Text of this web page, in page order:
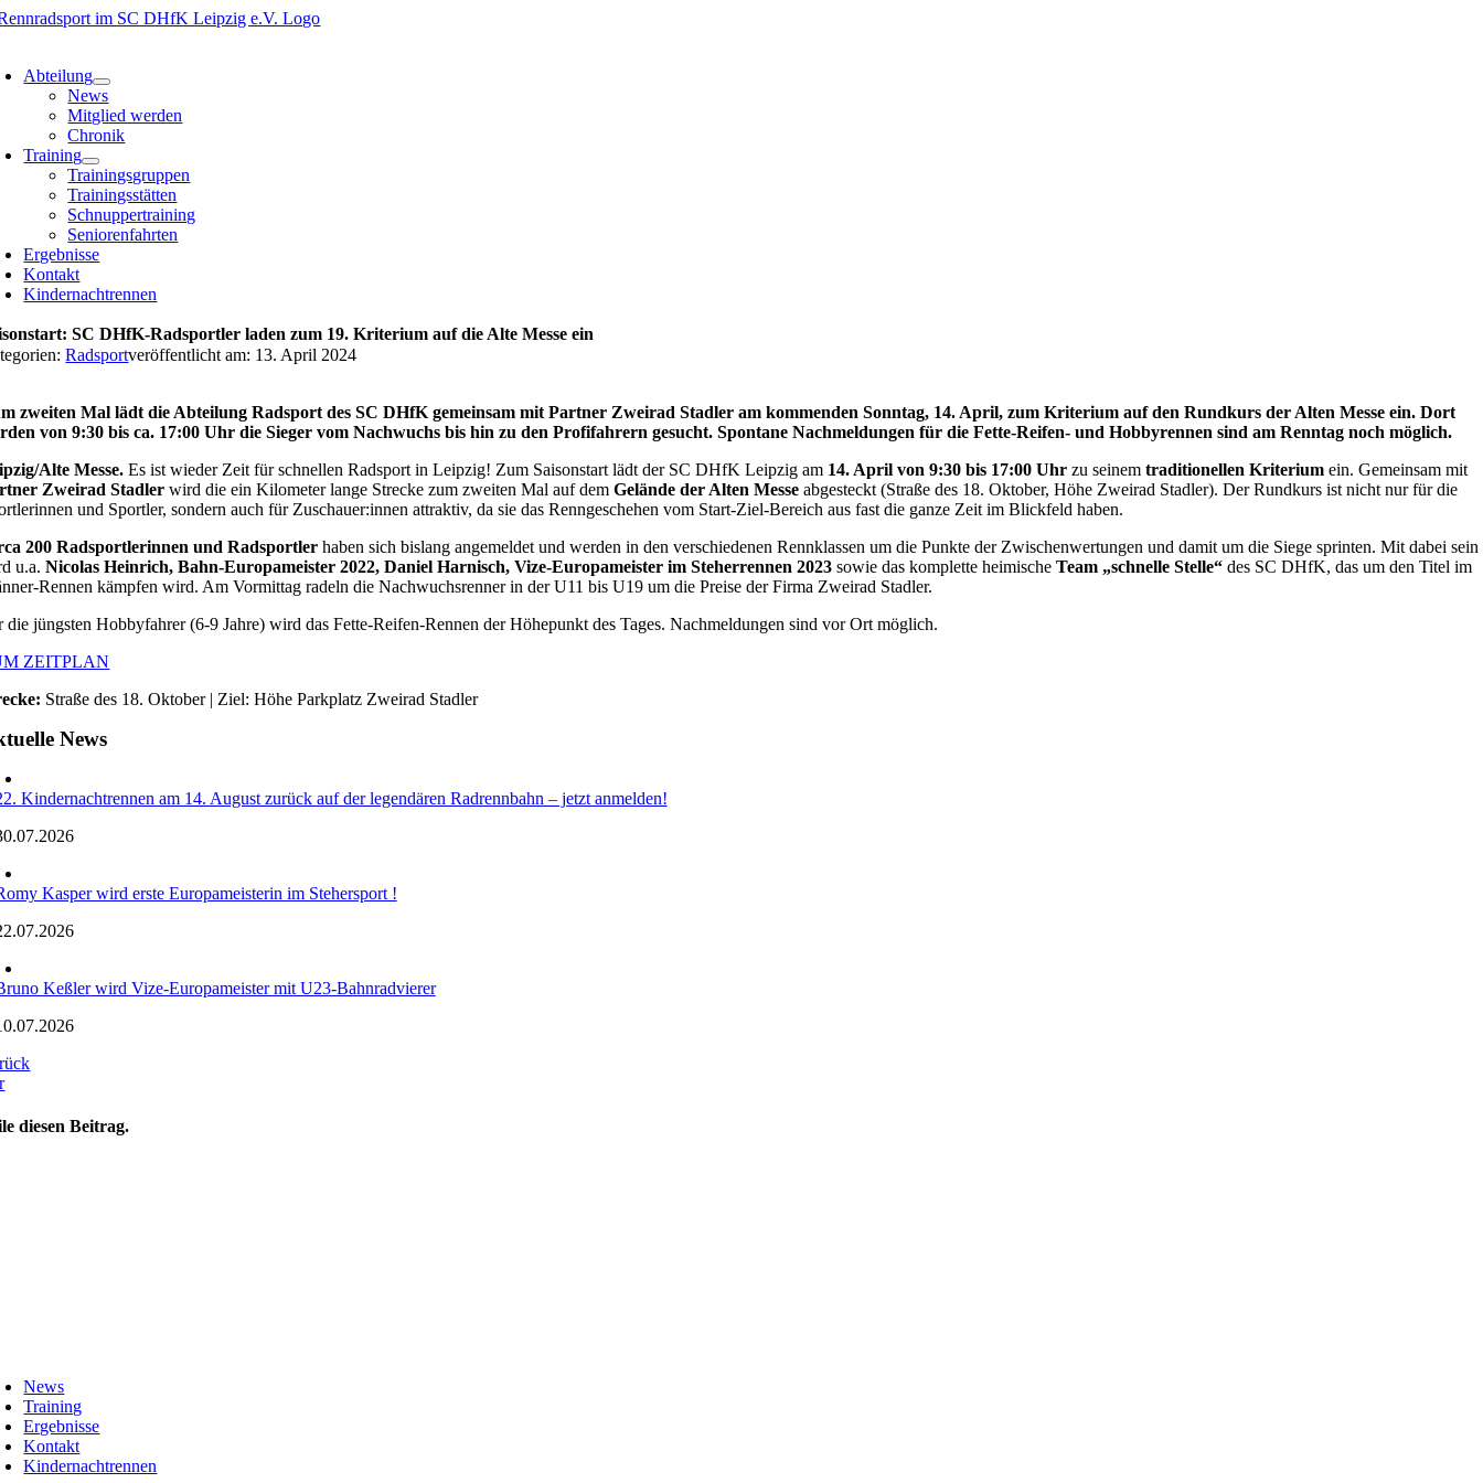
Zum
Abteilung
News
Mitglied werden
Chronik
Training
Trainingsgruppen
Trainingsstätten
Schnuppertraining
Seniorenfahrten
Ergebnisse
Kontakt
Kindernachtrennen
SC DHfK-Radsportler laden zum 19. Kriterium auf die Alte Messe ein
Radsportveröffentlicht am: 13. April 2024
zweiten Mal lädt die Abteilung Radsport des SC DHfK gemeinsam mit Partner Zweirad Stadler am kommenden Sonntag, 14. April, zum Kriterium auf den Rundkurs der Alten Messe ein. Dort
von 9:30 bis ca. 17:00 Uhr die Sieger vom Nachwuchs bis hin zu den Profifahrern gesucht. Spontane Nachmeldungen für die Fette-Reifen- und Hobbyrennen sind am Renntag noch möglich.
Alte Messe.Es ist wieder Zeit für schnellen Radsport in Leipzig! Zum Saisonstart lädt der SC DHfK Leipzig am 14. April von 9:30 bis 17:00 Uhr zu seinemtraditionellen Kriterium ein. Gemeinsam mit
Zweirad Stadler wird die ein Kilometer lange Strecke zum zweiten Mal auf demGelände der Alten Messe abgesteckt (Straße des 18. Oktober, Höhe Zweirad Stadler). Der Rundkurs ist nicht nur für die
und Sportler, sondern auch für Zuschauer:innen attraktiv, da sie das Renngeschehen vom Start-Ziel-Bereich aus fast die ganze Zeit im Blickfeld haben.
200 Radsportlerinnen und Radsportler haben sich bislang angemeldet und werden in den verschiedenen Rennklassen um die Punkte der Zwischenwertungen und damit um die Siege sprinten. Mit dabei sein
u.a.Nicolas Heinrich, Bahn-Europameister 2022, Daniel Harnisch, Vize-Europameister im Steherrennen 2023 sowie das komplette heimischeTeam „schnelle Stelle“ des SC DHfK, das um den Titel im
Rennen kämpfen wird. Am Vormittag radeln die Nachwuchsrenner in der U11 bis U19 um die Preise der Firma Zweirad Stadler.
die jüngsten Hobbyfahrer (6-9 Jahre) wird das Fette-Reifen-Rennen der Höhepunkt des Tages. Nachmeldungen sind vor Ort möglich.
ZEITPLAN
Straße des 18. Oktober | Ziel: Höhe Parkplatz Zweirad Stadler
News
Kindernachtrennen am 14. August zurück auf der legendären Radrennbahn – jetzt anmelden!
Kasper wird erste Europameisterin im Stehersport !
Keßler wird Vize-Europameister mit U23-Bahnradvierer
diesen Beitrag.
News
Training
Ergebnisse
Kontakt
Kindernachtrennen